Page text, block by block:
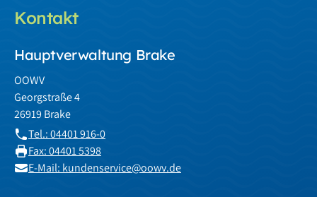
Kontakt
Hauptverwaltung Brake
OOWV
Georgstraße 4
26919 Brake
Tel.: 04401 916-0
Fax: 04401 5398
E-Mail: kundenservice@oowv.de